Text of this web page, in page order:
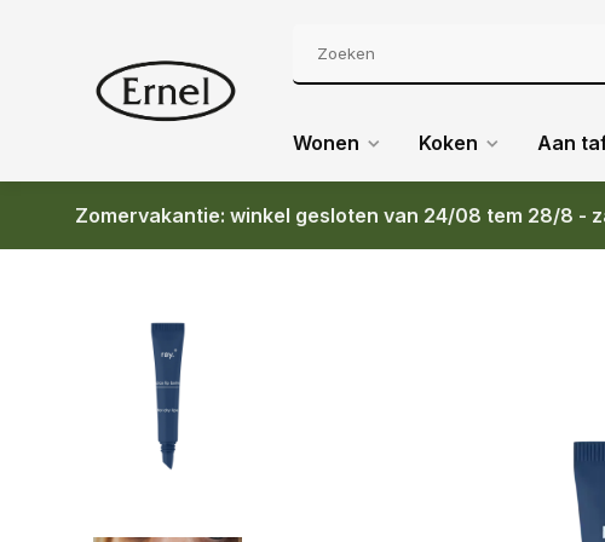
Wonen Koken Aan
Zomervakantie: winkel gesloten van 24/08 tem 28/8 -
Terug RAY CICA LIP BALM 10 ML